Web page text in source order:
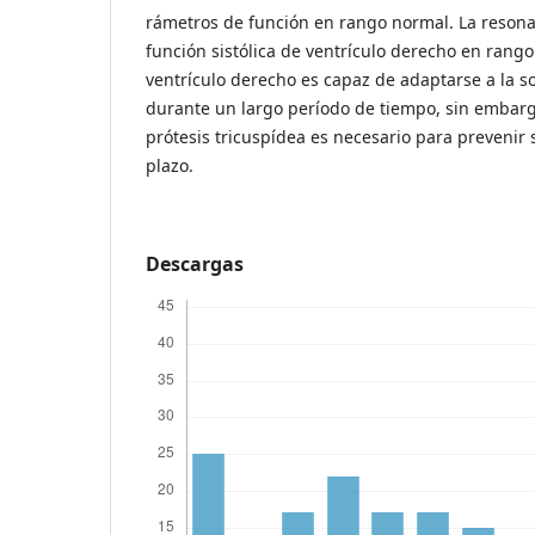
rámetros de función en rango normal. La
función sistólica de ventrículo derecho en
ventrículo derecho es capaz de adaptarse a la
durante un largo período de tiempo, sin
prótesis tricuspídea es necesario para prevenir
plazo.
Descargas